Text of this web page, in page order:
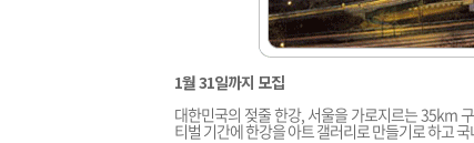
1월 31일까지 모집
대한민국의 젖줄 한강, 서울을 가로지르는 35km
티벌 기간에 한강을 아트 갤러리로 만들기로 하고